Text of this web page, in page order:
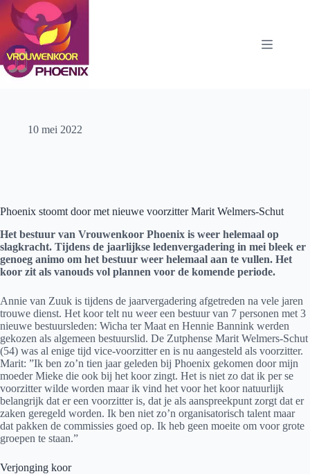
Ga
naar
inhoud
10 mei 2022
Phoenix stoomt door met nieuwe voorzitter Marit Welmers-Schut
Het bestuur van Vrouwenkoor Phoenix is weer helemaal op
slagkracht. Tijdens de jaarlijkse ledenvergadering in mei bleek er
genoeg animo om het bestuur weer helemaal aan te vullen. Het
koor zit als vanouds vol plannen voor de komende periode.
Annie van Zuuk is tijdens de jaarvergadering afgetreden na vele jaren
trouwe dienst. Het koor telt nu weer een bestuur van 7 personen met 3
nieuwe bestuursleden: Wicha ter Maat en Hennie Bannink werden
gekozen als algemeen bestuurslid. De Zutphense Marit Welmers-Schut
(54) was al enige tijd vice-voorzitter en is nu aangesteld als voorzitter.
Marit: ”Ik ben zo’n tien jaar geleden bij Phoenix gekomen door mijn
moeder Mieke die ook bij het koor zingt. Het is niet zo dat ik per se
voorzitter wilde worden maar ik vind het voor het koor natuurlijk
belangrijk dat er een voorzitter is, dat je als aanspreekpunt zorgt dat er
zaken geregeld worden. Ik ben niet zo’n organisatorisch talent maar
dat pakken de commissies goed op. Ik heb geen moeite om voor grote
groepen te staan.”
Verjonging koor